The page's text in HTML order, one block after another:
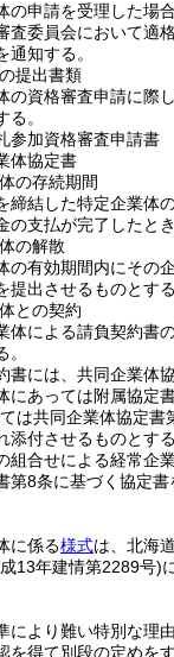
の申請を受理した場
査委員会において適
通知する。
提出書類
の資格審査申請に際
る。
加資格審査申請書
体協定書
の存続期間
締結した特定企業体
の支払が完了したと
の解散
の有効期間内にその
提出させるものとする
との契約
による請負契約書
には、共同企業体
にあっては附属協定
は共同企業体協定書
添付させるものとす
組合せによる経常企
第8条に基づく協定
に係る様式は、北海
13年建情第2289号)
により難い特別な理
を得て別段の定めを